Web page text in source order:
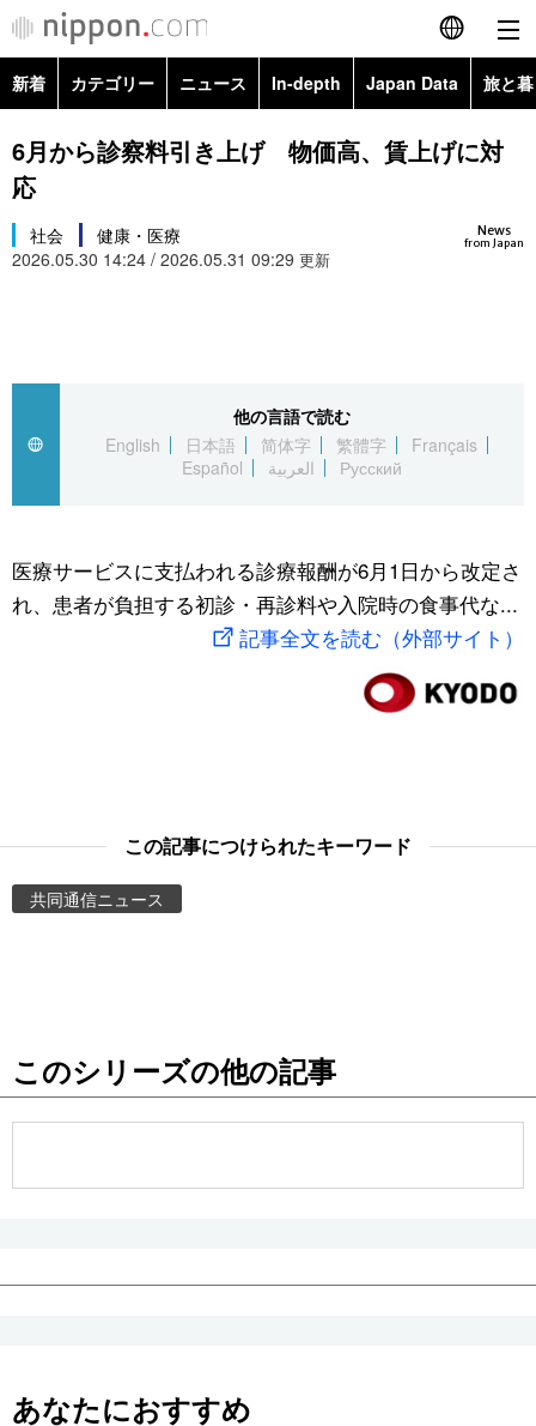
English
简体字
Русский
カテゴリー
国際
社会
文化
アーカイブ
Japan Data
旅と暮らし
動画/Live
Images
People
公式SNS
新着 カテゴリー ニュース In-depth Japan Data 旅と
政治・外交
経済・ビジネス
国際・海外
文化
科学・技術
暮らし
スポーツ・東京2020
Topics
6月から診察料引き上げ 物価高、賃上げに対
応
News
from Japan
社会
健康・医療
2026.05.30 14:24 / 2026.05.31 09:29 更新
他の言語で読む
English
日本語 简体字 繁體字
Français
Español
العربية Русский
医療サービスに支払われる診療報酬が6月1日から改定さ
れ、患者が負担する初診・再診料や入院時の食事代な...
記事全文を読む（外部サイト）
この記事につけられたキーワード
共同通信ニュース
このシリーズの他の記事
あなたにおすすめ